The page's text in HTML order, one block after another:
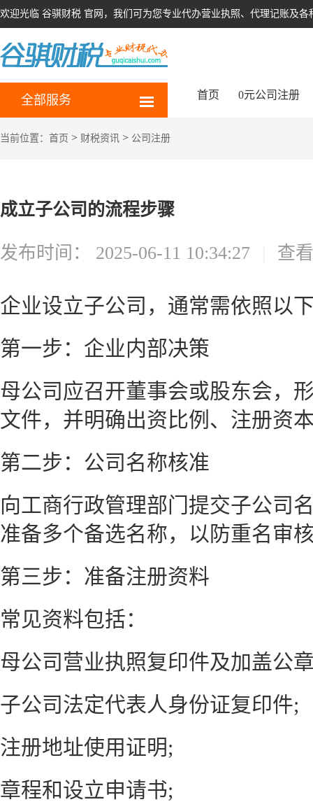
欢迎光临 谷骐财税 官网，我们可为您专业代办营业执照、代理记账及各
全部服务 首页 0元公司注册
当前位置： 首页 > 财税资讯 > 公司注册
成立子公司的流程步骤
发布时间： 2025-06-11 10:34:27 查
企业设立子公司，通常需依照以
第一步：企业内部决策
母公司应召开董事会或股东会，
文件，并明确出资比例、注册资
第二步：公司名称核准
向工商行政管理部门提交子公司
准备多个备选名称，以防重名审
第三步：准备注册资料
常见资料包括：
母公司营业执照复印件及加盖公
子公司法定代表人身份证复印件;
注册地址使用证明;
章程和设立申请书;